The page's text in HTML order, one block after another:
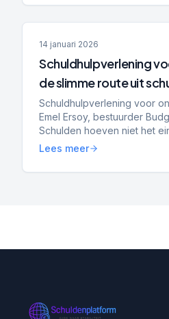
14 januari 2026
Schuldhulpverlening
de slimme route uit
bedrijf op te geven
Schuldhulpverlening voor
Emel Ersoy, bestuurder
Schulden hoeven niet het
onderneming te betekenen.
Lees meer